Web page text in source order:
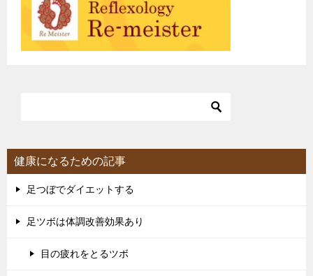
健康になるための記事
足つぼでダイエットする
足ツボは体調改善効果あり
目の疲れをとるツボ